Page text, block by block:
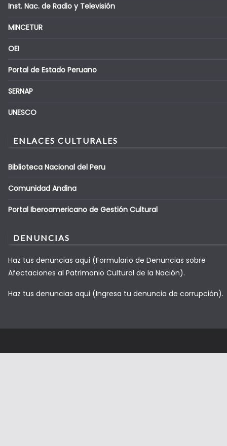
Inst. Nac. de Radio y Televisión
MINCETUR
OEI
Portal de Estado Peruano
SERNAP
UNESCO
ENLACES CULTURALES
Biblioteca Nacional del Peru
Comunidad Andina
Portal Iberoamericano de Gestión Cultural
DENUNCIAS
Haz tus denuncias aqui (Formulario de Denuncias sobre
Afectaciones al Patrimonio Cultural de la Nación).
Haz tus denuncias aqui (Ingresa tu denuncia de corrupción).